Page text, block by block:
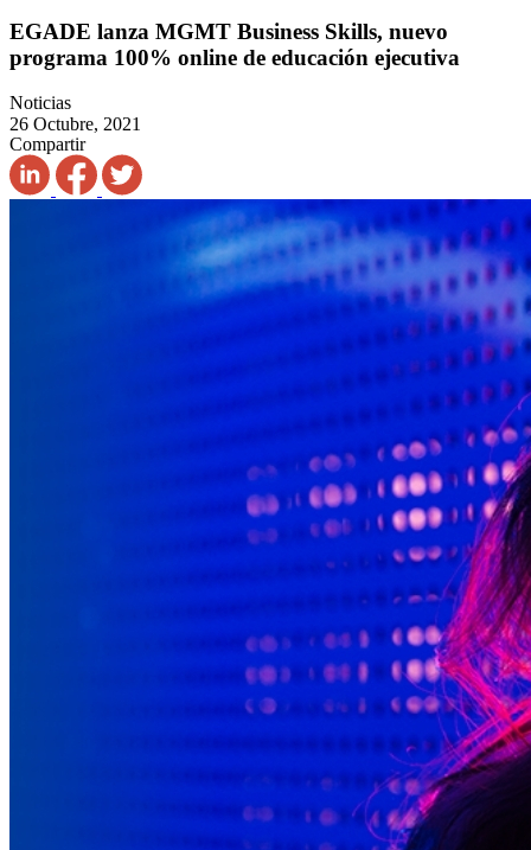
EGADE lanza MGMT Business Skills, nuevo
programa 100% online de educación ejecutiva
Noticias
26 Octubre, 2021
Compartir